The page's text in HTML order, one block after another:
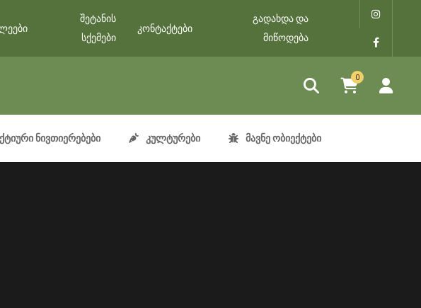
შეტანის
სქემები
კონტაქტები
გადახდა და
მიწოდება
0
ნივთიერებები კულტურები მავნე ობიექტები